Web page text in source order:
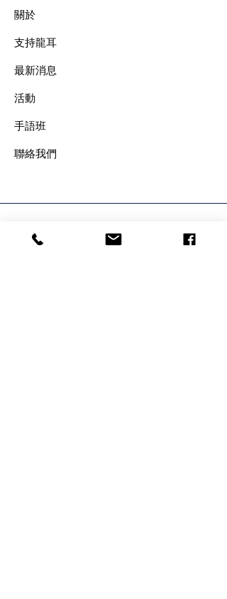
關於
支持龍耳
最新消息
​活動
手語班
​聯絡我們